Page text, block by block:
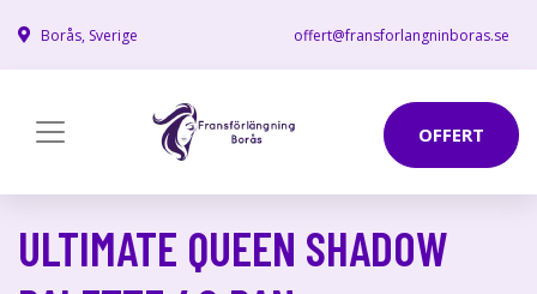
Borås, Sverige offert@fransforlangninboras.se
OFFERT
ULTIMATE QUEEN SHADOW